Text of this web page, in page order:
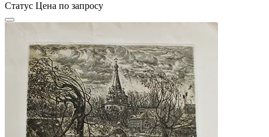
Статус Цена по запросу